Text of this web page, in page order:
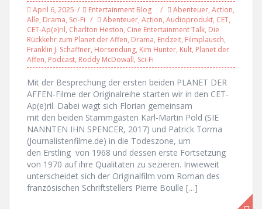
April 6, 2025 Entertainment Blog Abenteuer, Action,
Alle, Drama, Sci-Fi Abenteuer, Action, Audioprodukt, CET,
CET-Ap(e)ril, Charlton Heston, Cine Entertainment Talk, Die
Rückkehr zum Planet der Affen, Drama, Endzeit, Filmplausch,
Franklin J. Schaffner, Hörsendung, Kim Hunter, Kult, Planet der
Affen, Podcast, Roddy McDowall, Sci-Fi
Mit der Besprechung der ersten beiden PLANET DER
AFFEN-Filme der Originalreihe starten wir in den CET-
Ap(e)ril. Dabei wagt sich Florian gemeinsam
mit den beiden Stammgästen Karl-Martin Pold (SIE
NANNTEN IHN SPENCER, 2017) und Patrick Torma
(Journalistenfilme.de) in die Todeszone, um
den Erstling von 1968 und dessen erste Fortsetzung
von 1970 auf ihre Qualitäten zu sezieren. Inwieweit
unterscheidet sich der Originalfilm vom Roman des
französischen Schriftstellers Pierre Boulle […]